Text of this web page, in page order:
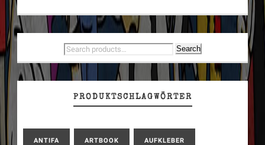
Search
PRODUKTSCHLAGWÖRTER
ANTIFA ARTBOOK AUFKLEBER